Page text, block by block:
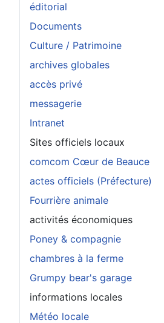
éditorial
Documents
Culture / Patrimoine
archives globales
accès privé
messagerie
Intranet
Sites officiels locaux
comcom Cœur de Beauce
actes officiels (Préfecture)
Fourrière animale
activités économiques
Poney & compagnie
chambres à la ferme
Grumpy bear's garage
informations locales
Météo locale